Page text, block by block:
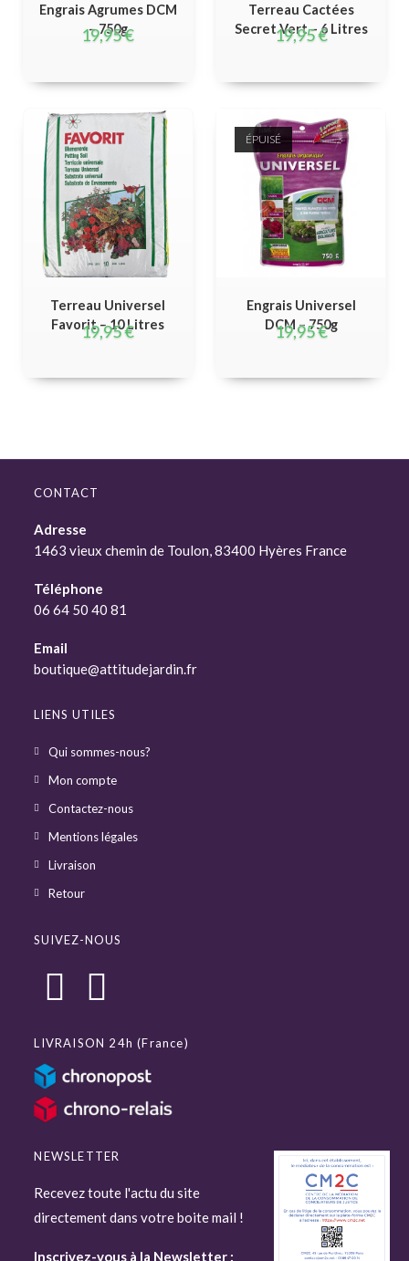
Engrais Agrumes DCM
– 750g
19,95€
Terreau Cactées
Secret Vert – 6 Litres
19,95€
Terreau Universel
Favorit – 10 Litres
19,95€
ÉPUISÉ
Engrais Universel
DCM – 750g
19,95€
CONTACT
Adresse
1463 vieux chemin de Toulon, 83400 Hyères France
Téléphone
06 64 50 40 81
Email
boutique@attitudejardin.fr
LIENS UTILES
Qui sommes-nous?
Mon compte
Contactez-nous
Mentions légales
Livraison
Retour
SUIVEZ-NOUS
LIVRAISON 24h (France)
NEWSLETTER
Recevez toute l'actu du site
directement dans votre boite mail !
Inscrivez-vous à la Newsletter :